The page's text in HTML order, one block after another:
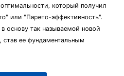
который получил
или "Парето-эффективность".
основу так называемой новой
став ее фундаментальным